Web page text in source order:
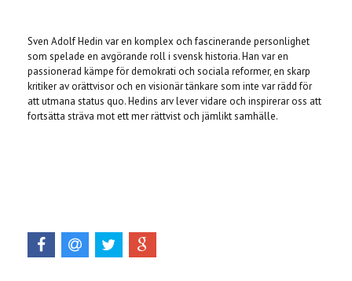
Sven Adolf Hedin var en komplex och fascinerande personlighet
som spelade en avgörande roll i svensk historia.Han var en
passionerad kämpe för demokrati och sociala reformer, en skarp
kritiker av orättvisor och en visionär tänkare som inte var rädd för
att utmana status quo.Hedins arv lever vidare och inspirerar oss att
fortsätta sträva mot ett mer rättvist och jämlikt samhälle.